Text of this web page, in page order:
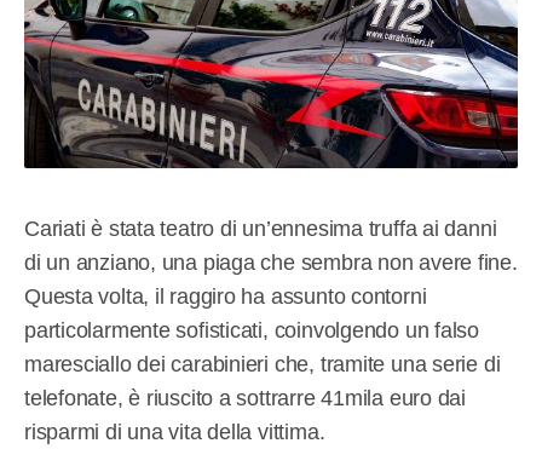
Cariati è stata teatro di un’ennesima truffa ai danni
di un anziano, una piaga che sembra non avere fine.
Questa volta, il raggiro ha assunto contorni
particolarmente sofisticati, coinvolgendo un falso
maresciallo dei carabinieri che, tramite una serie di
telefonate, è riuscito a sottrarre 41mila euro dai
risparmi di una vita della vittima.